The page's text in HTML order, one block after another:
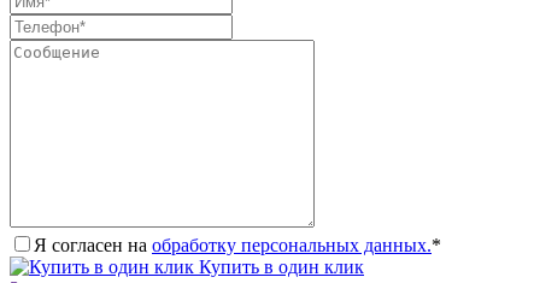
Я согласен на обработку персональных данных.*
Купить в один клик